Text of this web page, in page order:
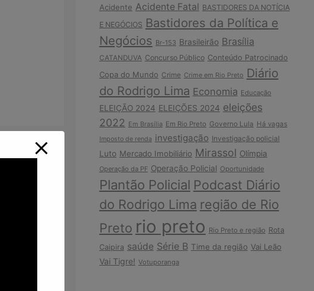
Acidente Acidente Fatal BASTIDORES DA NOTÍCIA
E NEGÓCIOS Bastidores da Política e
Negócios Br-153 Brasileirão Brasília
CATANDUVA Concurso Público Conteúdo Patrocinado
Copa do Mundo Crime Crime em Rio Preto Diário
do Rodrigo Lima Economia Educação
ELEIÇÃO 2024 ELEIÇÕES 2024 eleições
2022 Em Brasília Em Rio Preto Governo Lula Há vagas
Imposto de renda investigação Investigação policial
Luto Mercado Imobiliário Mirassol Olímpia
Operação da PF Operação Policial Oportunidade
Plantão Policial Podcast Diário
do Rodrigo Lima região de Rio
Preto rio preto Rio Preto e região Rota
Caipira saúde Série B Time da região Vai Leão
Vai Tigre! Votuporanga